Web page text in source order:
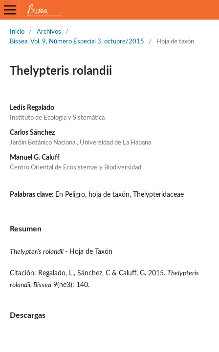
Inicio / Archivos
/
Bissea, Vol. 9, Número Especial 3, octubre/2015
/ Hoja de taxón
Thelypteris rolandii
Ledis Regalado
Instituto de Ecología y Sistemática
Carlos Sánchez
Jardín Botánico Nacional, Universidad de La Habana
Manuel G. Caluff
Centro Oriental de Ecosistemas y Biodiversidad
Palabras clave: En Peligro, hoja de taxón, Thelypteridaceae
Resumen
Thelypteris rolandii - Hoja de Taxón
Citación: Regalado, L., Sánchez, C & Caluff, G. 2015. Thelypteris
rolandii. Bissea9(ne3): 140.
Descargas